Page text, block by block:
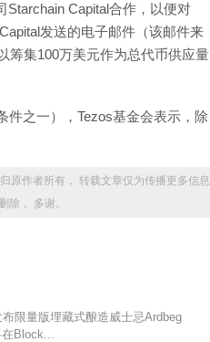
Capital合作，以便对
发送的电子邮件（该邮件来
筹集100万美元作为总代币供应量
件之一），Tezos基金会表示，除
原作者所有， 转载文章仅为传播更多信息
除， 多谢。
限量版埋藏式酿造威士忌Ardbeg
在Block...